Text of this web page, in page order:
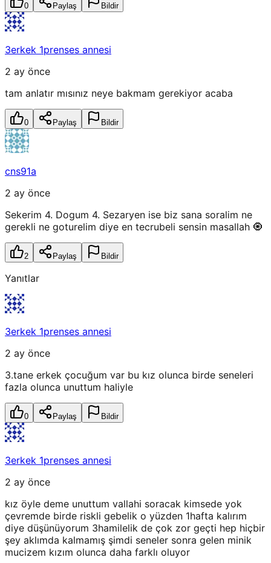
0 Paylaş Bildir
3erkek 1prenses annesi
2 ay önce
tam anlatır mısınız neye bakmam gerekiyor acaba
0 Paylaş Bildir
cns91a
2 ay önce
Sekerim 4. Dogum 4. Sezaryen ise biz sana soralim ne
gerekli ne goturelim diye en tecrubeli sensin masallah 🧿
2 Paylaş Bildir
Yanıtlar
3erkek 1prenses annesi
2 ay önce
3.tane erkek çocuğum var bu kız olunca birde seneleri
fazla olunca unuttum haliyle
0 Paylaş Bildir
3erkek 1prenses annesi
2 ay önce
kız öyle deme unuttum vallahi soracak kimsede yok
çevremde birde riskli gebelik o yüzden 1hafta kalırım
diye düşünüyorum 3hamilelik de çok zor geçti hep hiçbir
şey aklımda kalmamış şimdi seneler sonra gelen minik
mucizem kızım olunca daha farklı oluyor